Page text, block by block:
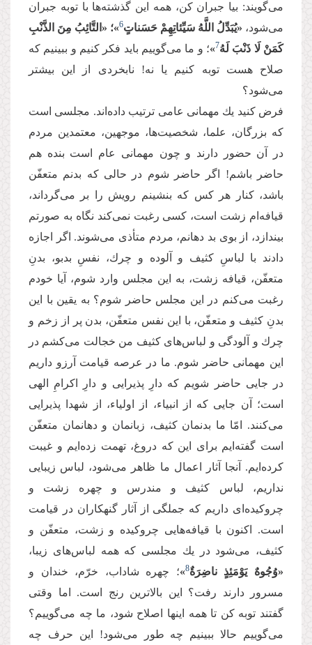
می‌‌گویند: بیا جبران كن، همه این گذشته‌‌ها با توبه جبران
می‌‌شود، «یُبَدِّلُ اللَّهُ سَیِّئاتِهِمْ حَسَناتٍ6»؛ «التَّائِبُ مِنَ الذَّنْبِ
كَمَنْ لَا ذَنْبَ لَهُ7
»؛ و ما می‌‌گوییم باید فكر كنیم و ببینیم كه
صلاح هست توبه كنیم یا نه! نابخردی از این بیشتر
می‌‌شود؟
فرض كنید یك مهمانی عامی ترتیب داده‌‌اند. مجلسی است
كه بزرگان، علما، شخصیت‌‌ها، موجهین، معتمدین مردم
در آن حضور دارند و چون مهمانی عام است بنده هم
حاضر باشم! اگر حاضر شوم در حالی كه بدنم متعفّن
باشد، كنار هر كس كه بنشینم رویش را بر می‌‌گرداند،
قیافه‌‌ام زشت است، كسی رغبت نمی‌‌كند نگاه به صورتم
بیندازد، از بوی بد دهانم، مردم متأذی می‌‌شوند. اگر اجازه
دادند با لباسِ كثیف و آلوده و چرك، نفسِ بدبو، بدنِ
متعفّن، قیافه زشت، به این مجلس وارد شوم، آیا خودم
رغبت می‌‌كنم در این مجلس حاضر شوم؟ به یقین با این
بدنِ كثیف و متعفّن، با این نفس متعفّن، بدن پر از زخم و
چرك و آلودگی و لباس‌‌های كثیف من خجالت می‌‌كشم در
این مهمانی حاضر شوم. ما در عرصه قیامت آرزو داریم
در جایی حاضر شویم كه دارِ پذیرایی و دارِ اكرامِ الهی
است؛ آن جایی كه از انبیاء، از اولیاء، از شهدا پذیرایی
می‌‌كنند. امّا ما بدنمان كثیف، زبانمان و دهانمان متعفّن
است گفته‌‌ایم برای این كه دروغ، تهمت زده‌‌ایم و غیبت
كرده‌‌ایم. آنجا آثار اعمال ما ظاهر می‌‌شود، لباس زیبایی
نداریم، لباس كثیف و مندرس و چهره زشت و
چروكیده‌‌ای داریم كه جملگی از آثار گنهكاران در قیامت
است. اكنون با قیافه‌‌هایی چروكیده و زشت، متعفّن و
كثیف، می‌‌شود در یك مجلسی كه همه لباس‌‌های زیبا،
«وُجُوهٌ یَوْمَئِذٍ ناضِرَةٌ8
»؛ چهره شاداب، خرّم، خندان و
مسرور دارند رفت؟ این بالاترین رنج است. اما وقتی
گفتند توبه كن تا همه اینها اصلاح شود، ما چه می‌‌گوییم؟
می‌‌گوییم حالا ببینیم چه طور می‌‌شود! این حرف چه